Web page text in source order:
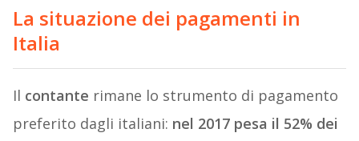
La situazione dei pagamenti in
Italia
Il contante rimane lo strumento di pagamento
preferito dagli italiani: nel 2017 pesa il 52% dei